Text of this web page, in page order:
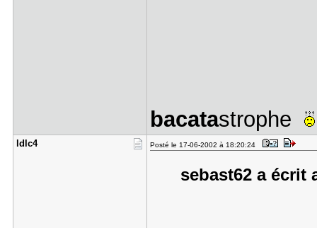
bacatastrophe
ldlc4 Posté le 17-06-2002 à 18:20:24
sebast62 a écrit